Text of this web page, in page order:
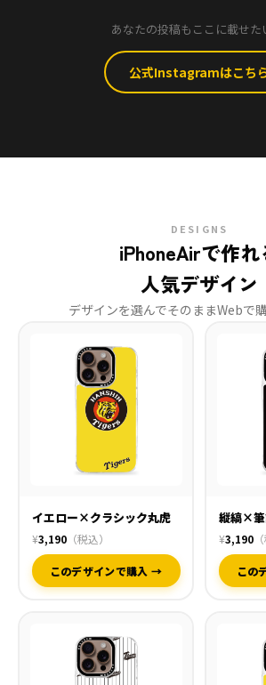
あなたの投稿もここに載せた
公式Instagramはこち
DESIGNS
iPhoneAirで作れ
人気デザイン
デザインを選んでそのままWebで
イエロー×クラシック丸虎
¥3,190（税込）
このデザインで購入 →
縦縞×
¥3,190（
この